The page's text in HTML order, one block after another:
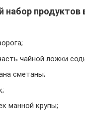
продуктов
чайной ложки
сметаны;
манной крупы;